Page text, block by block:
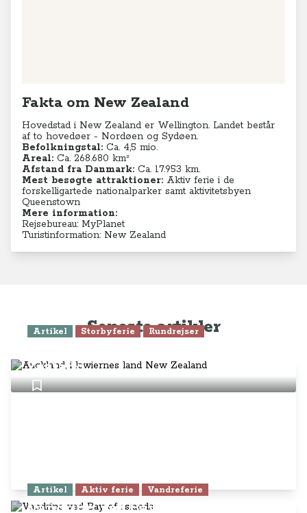
Fakta om New Zealand
Hovedstad i New Zealand er Wellington. Landet består
af to hovedøer - Nordøen og Sydøen.
Befolkningstal: Ca. 4,5 mio.
Areal: Ca. 268.680 km²
Afstand fra Danmark: Ca. 17.953 km.
Mest besøgte attraktioner: Aktiv ferie i de
forskelligartede nationalparker samt aktivitetsbyen
Queenstown
Mere information:
Rejsebureau: MyPlanet
Turistinformation: New Zealand
Seneste artikler
Artikel Storbyferie Rundrejser
Zealand
Artikel Aktiv ferie Vandreferie
Vandring ved Bay of Islands